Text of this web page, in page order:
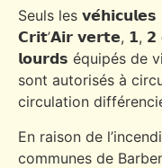
Seuls les
𝗖𝗿𝗶𝘁’𝗔𝗶𝗿 𝘃𝗲𝗿𝘁𝗲, 𝟭,
𝗹𝗼𝘂𝗿𝗱𝘀 équipés de
sont autorisés à
circulation
En raison de
communes de